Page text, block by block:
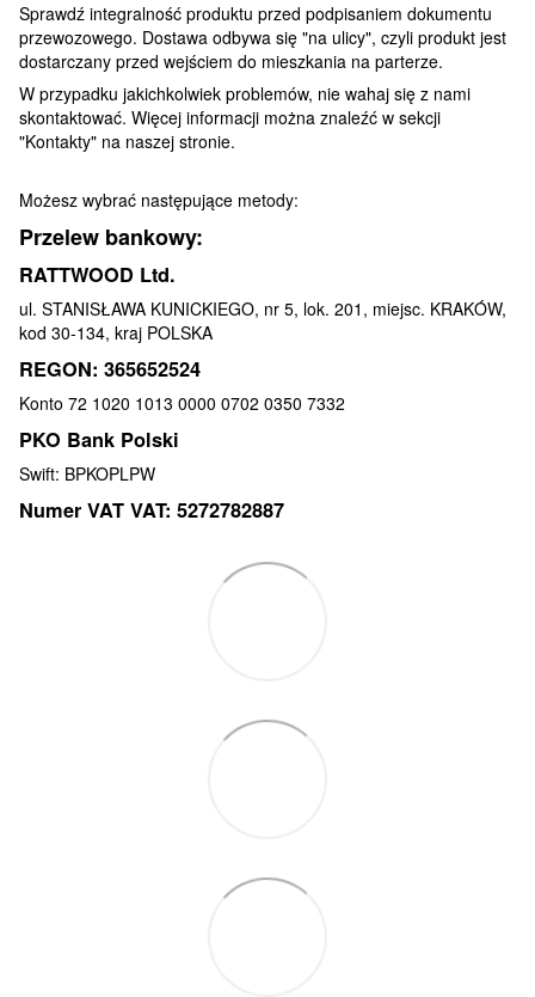
Sprawdź integralność produktu przed podpisaniem dokumentu
przewozowego. Dostawa odbywa się "na ulicy", czyli produkt jest
dostarczany przed wejściem do mieszkania na parterze.
W przypadku jakichkolwiek problemów, nie wahaj się z nami
skontaktować. Więcej informacji można znaleźć w sekcji
"Kontakty" na naszej stronie.
Możesz wybrać następujące metody:
Przelew bankowy:
RATTWOOD Ltd.
ul. STANISŁAWA KUNICKIEGO, nr 5, lok. 201, miejsc. KRAKÓW,
kod 30-134, kraj POLSKA
REGON: 365652524
Konto 72 1020 1013 0000 0702 0350 7332
PKO Bank Polski
Swift: BPKOPLPW
Numer VAT VAT: 5272782887